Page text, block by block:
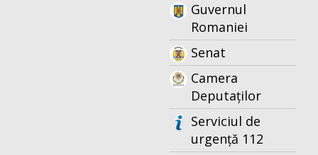
Guvernul
Romaniei
Senat
Camera
Deputaților
Serviciul de
urgență 112